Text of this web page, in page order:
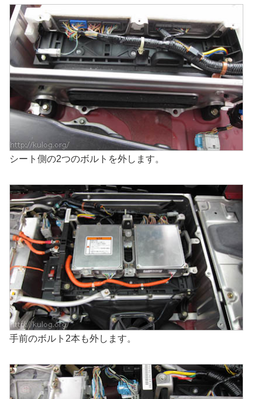
シート側の2つのボルトを外します。
手前のボルト2本も外します。